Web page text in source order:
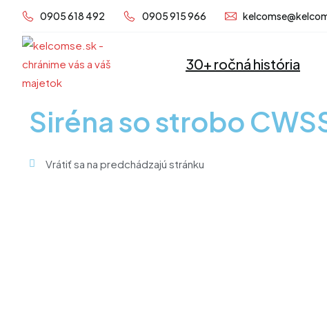
Preskočiť
obsah
0905 618 492 0905 915 966
30+ ročná história
Siréna so strobo
Vrátiť sa na predchádzajú stránku